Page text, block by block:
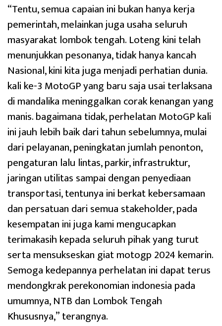
“Tentu, semua capaian ini bukan hanya kerja
pemerintah, melainkan juga usaha seluruh
masyarakat lombok tengah. Loteng kini telah
menunjukkan pesonanya, tidak hanya kancah
Nasional, kini kita juga menjadi perhatian dunia.
kali ke-3 MotoGP yang baru saja usai terlaksana
di mandalika meninggalkan corak kenangan yang
manis. bagaimana tidak, perhelatan MotoGP kali
ini jauh lebih baik dari tahun sebelumnya, mulai
dari pelayanan, peningkatan jumlah penonton,
pengaturan lalu lintas, parkir, infrastruktur,
jaringan utilitas sampai dengan penyediaan
transportasi, tentunya ini berkat kebersamaan
dan persatuan dari semua stakeholder, pada
kesempatan ini juga kami mengucapkan
terimakasih kepada seluruh pihak yang turut
serta mensukseskan giat motogp 2024 kemarin.
Semoga kedepannya perhelatan ini dapat terus
mendongkrak perekonomian indonesia pada
umumnya, NTB dan Lombok Tengah
Khususnya,” terangnya.